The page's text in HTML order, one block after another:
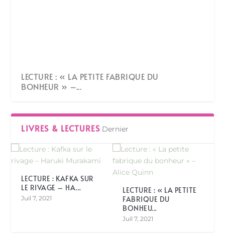
LECTURE : « LA PETITE FABRIQUE DU
BONHEUR » –...
LIVRES & LECTURES Dernier
LECTURE : KAFKA SUR
LE RIVAGE – HA...
Juil 7, 2021
LECTURE : « LA PETITE
FABRIQUE DU
BONHEU...
Juil 7, 2021